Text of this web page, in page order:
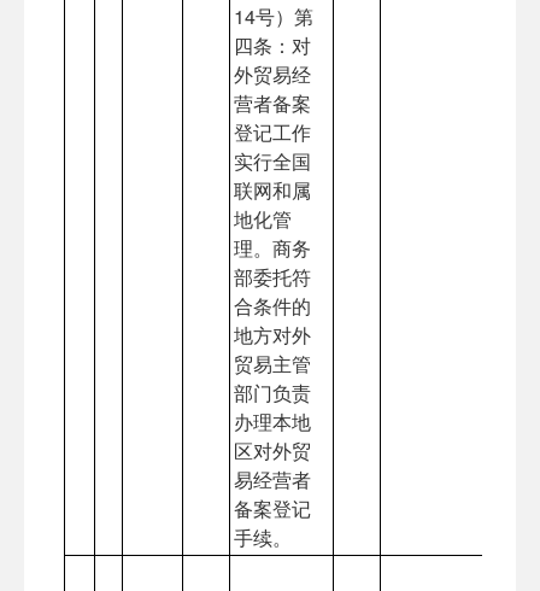
14号）第
四条：对
外贸易经
营者备案
登记工作
实行全国
联网和属
地化管
理。商务
部委托符
合条件的
地方对外
贸易主管
部门负责
办理本地
区对外贸
易经营者
备案登记
手续。